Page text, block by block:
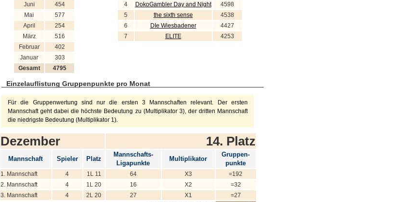
Juni
454
Mai
577
April
254
März
516
Februar
402
Januar
303
Gesamt
4795
4
DokoGambler Day and Night
4598
5
the sixth sense
4538
6
DIe Wiesbadener
4427
7
ELITE 4253
Einzelauflistung Gruppenpunkte pro Monat
Für die Gruppenwertung sind nur die ersten 3 Mannschaften relevant. Der ersten
Mannschaft geht dabei die höchste Bedeutung zu (Multiplikator 3), der dritten Mannschaft
die niedrigste Bedeutung (Multiplikator 1).
Dezember 14. Platz
Mannschaft Spieler Platz
Mannschafts-
Ligapunkte
Multiplikator
Gruppen-
punkte
1. Mannschaft 4 1L 11 64 X3
=192
2. Mannschaft
4 1L 20 16 X2
=32
3. Mannschaft
4 2L 20 27 X1
=27